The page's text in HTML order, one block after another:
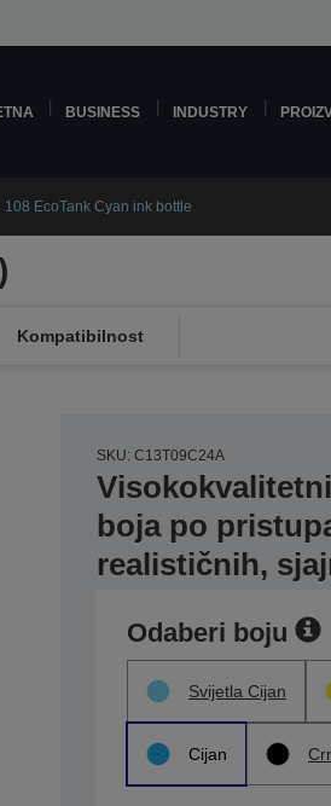
BUSINESS INDUSTRY
108 EcoTank Cyan ink bottle
Kompatibilnost
SKU: C13T09C24A
boja po
realističnih,
Odaberi boju
Svijetla Cijan
Cijan